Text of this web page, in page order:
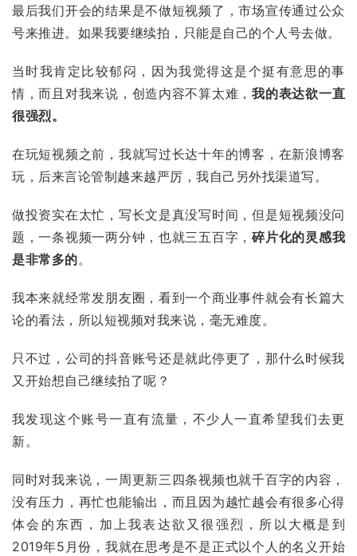
最后我们开会的结果是不做短视频了，市场宣传通过公众
号来推进。如果我要继续拍，只能是自己的个人号去做。
当时我肯定比较郁闷，因为我觉得这是个挺有意思的事
情，而且对我来说，创造内容不算太难，我的表达欲一直
很强烈。
在玩短视频之前，我就写过长达十年的博客，在新浪博客
玩，后来言论管制越来越严厉，我自己另外找渠道写。
做投资实在太忙，写长文是真没写时间，但是短视频没问
题，一条视频一两分钟，也就三五百字，碎片化的灵感我
是非常多的。
我本来就经常发朋友圈，看到一个商业事件就会有长篇大
论的看法，所以短视频对我来说，毫无难度。
只不过，公司的抖音账号还是就此停更了，那什么时候我
又开始想自己继续拍了呢？
我发现这个账号一直有流量，不少人一直希望我们去更
新。
同时对我来说，一周更新三四条视频也就千百字的内容，
没有压力，再忙也能输出，而且因为越忙越会有很多心得
体会的东西，加上我表达欲又很强烈，所以大概是到
2019年5月份，我就在思考是不是正式以个人的名义开始